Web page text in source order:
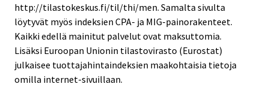
http://tilastokeskus.fi/til/thi/men. Samalta sivulta
löytyvät myös indeksien CPA- ja MIG-painorakenteet.
Kaikki edellä mainitut palvelut ovat maksuttomia.
Lisäksi Euroopan Unionin tilastovirasto (Eurostat)
julkaisee tuottajahintaindeksien maakohtaisia tietoja
omilla internet-sivuillaan.